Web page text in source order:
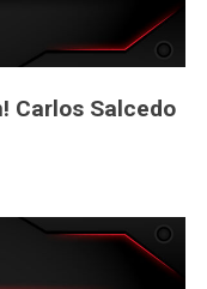
Carlos Salcedo